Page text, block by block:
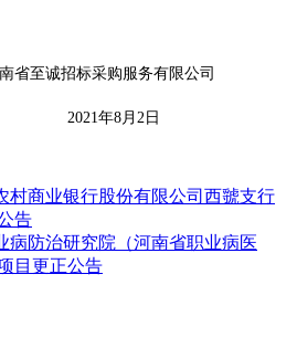
省至诚招标采购服务有限公司
2021年8月 2 日
村商业银行股份有限公司西虢支行
告
病防治研究院（河南省职业病医
目更正公告